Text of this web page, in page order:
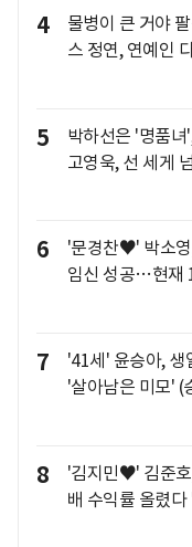
4
물병이 큰 거야
스 정연, 연예인
5
박하선은 '명품
고영욱, 선 세게
6
'문경찬♥' 박소영
임신 성공…현재
7
'41세' 윤승아, 생
'살아남은 미모' (
8
'김지민♥' 김준
배 수익률 올렸